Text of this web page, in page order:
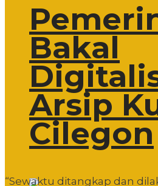
Bakal
Arsip
Cilegon
“Sewaktu ditangkap dan